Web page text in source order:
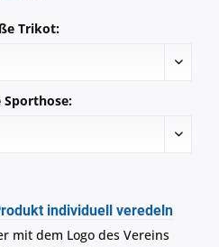
Trikot:
Sporthose:
individuell veredeln
mit dem Logo des Vereins